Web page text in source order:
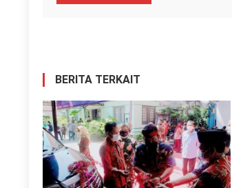
BERITA TERKAIT